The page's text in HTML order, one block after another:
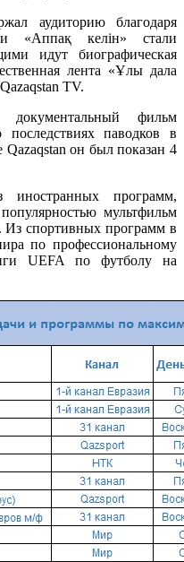
аудиторию благодаря
«Аппақ келін» стали
идут биографическая
лента «Ұлы дала
TV.
документальный фильм
последствиях паводков в
он был показан 4
программ,
мультфильм
Из спортивных программ в
по профессиональному
UEFA по футболу на